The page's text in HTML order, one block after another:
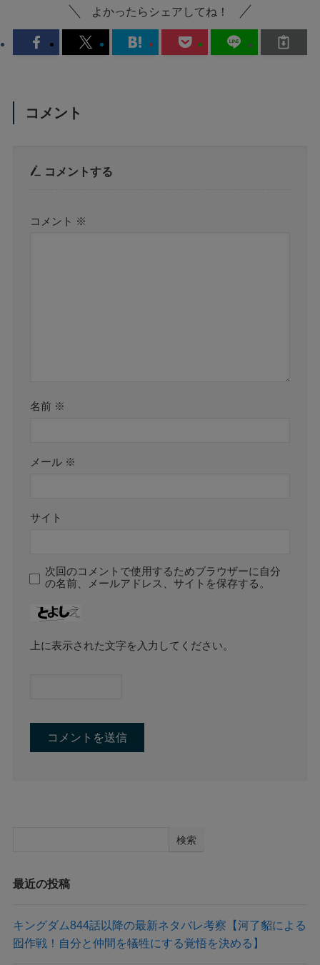
よかったらシェアしてね！
コメント
コメントする
コメント ※
名前 ※
メール ※
サイト
次回のコメントで使用するためブラウザーに自分
の名前、メールアドレス、サイトを保存する。
上に表示された文字を入力してください。
検索
最近の投稿
キングダム844話以降の最新ネタバレ考察【河了貂による
囮作戦！自分と仲間を犠牲にする覚悟を決める】